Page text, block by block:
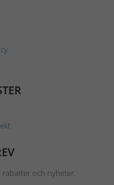
rabatter och nyheter.